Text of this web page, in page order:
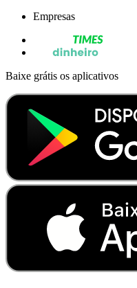
Empresas
Baixe grátis os aplicativos